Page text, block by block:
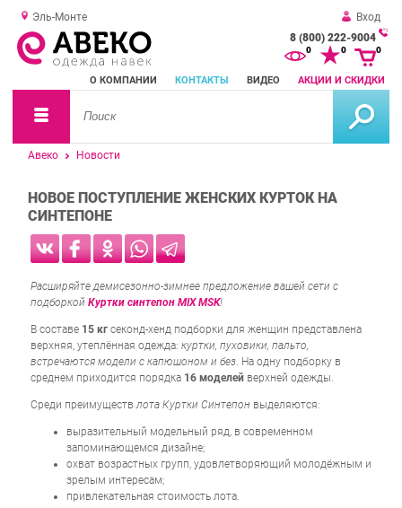
Эль-Монте
Вход
8 (800) 222-9004
О КОМПАНИИ КОНТАКТЫ ВИДЕО АКЦИИ И СКИДКИ
0 0 0
Авеко Новости
НОВОЕ ПОСТУПЛЕНИЕ ЖЕНСКИХ КУРТОК НА
СИНТЕПОНЕ
Расширяйте демисезонно-зимнее предложение вашей сети с
подборкой Куртки синтепон MIX MSK!
В составе 15 кг секонд-хенд подборки для женщин представлена
верхняя, утеплённая одежда: куртки, пуховики, пальто,
встречаются модели с капюшоном и без. На одну подборку в
среднем приходится порядка 16 моделей верхней одежды.
Среди преимуществлота Куртки Синтепон выделяются:
выразительный модельный ряд, в современном
запоминающемся дизайне;
охват возрастных групп, удовлетворяющий молодёжным и
зрелым интересам;
привлекательная стоимость лота.